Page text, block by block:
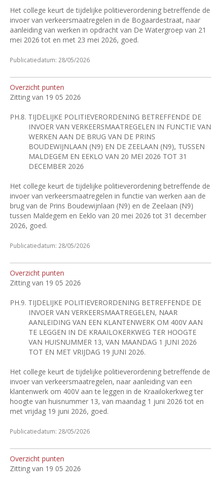
Het college keurt de tijdelijke politieverordening betreffende de
invoer van verkeersmaatregelen in de Bogaardestraat, naar
aanleiding van werken in opdracht van De Watergroep van 21
mei 2026 tot en met 23 mei 2026, goed.
Publicatiedatum: 28/05/2026
Overzicht punten
Zitting van 19 05 2026
PH.8. TIJDELIJKE POLITIEVERORDENING BETREFFENDE DE
INVOER VAN VERKEERSMAATREGELEN IN FUNCTIE VAN
WERKEN AAN DE BRUG VAN DE PRINS
BOUDEWIJNLAAN (N9) EN DE ZEELAAN (N9), TUSSEN
MALDEGEM EN EEKLO VAN 20 MEI 2026 TOT 31
DECEMBER 2026
Het college keurt de tijdelijke politieverordening betreffende de
invoer van verkeersmaatregelen in functie van werken aan de
brug van de Prins Boudewijnlaan (N9) en de Zeelaan (N9)
tussen Maldegem en Eeklo van 20 mei 2026 tot 31 december
2026, goed.
Publicatiedatum: 28/05/2026
Overzicht punten
Zitting van 19 05 2026
PH.9. TIJDELIJKE POLITIEVERORDENING BETREFFENDE DE
INVOER VAN VERKEERSMAATREGELEN, NAAR
AANLEIDING VAN EEN KLANTENWERK OM 400V AAN
TE LEGGEN IN DE KRAAILOKERKWEG TER HOOGTE
VAN HUISNUMMER 13, VAN MAANDAG 1 JUNI 2026
TOT EN MET VRIJDAG 19 JUNI 2026.
Het college keurt de tijdelijke politieverordening betreffende de
invoer van verkeersmaatregelen, naar aanleiding van een
klantenwerk om 400V aan te leggen in de Kraailokerkweg ter
hoogte van huisnummer 13, van maandag 1 juni 2026 tot en
met vrijdag 19 juni 2026, goed.
Publicatiedatum: 28/05/2026
Overzicht punten
Zitting van 19 05 2026